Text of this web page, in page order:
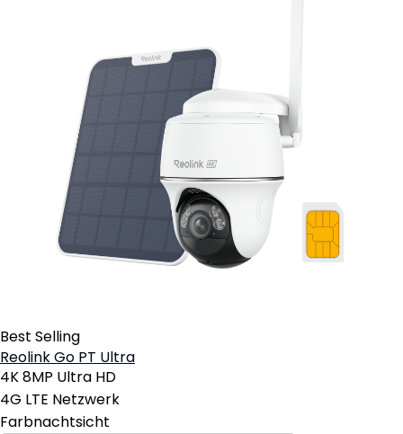
Best Selling
Reolink Go PT Ultra
4K 8MP Ultra HD
4G LTE Netzwerk
Farbnachtsicht